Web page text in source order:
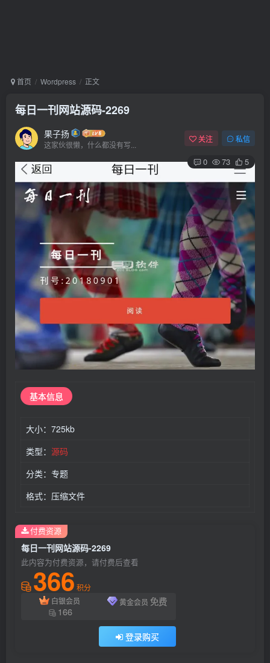
首页 Wordpress 正文
每日一刊网站源码-2269
果子扬
这家伙很懒，什么都没有写...
关注 私信
0 73 5
基本信息
大小：725kb
类型： 源码
分类：专题
格式：压缩文件
每日一刊网站源码-2269
此内容为付费资源，请付费后查看
366 积分
白银会员
166
黄金会员 免费
登录购买
付费资源